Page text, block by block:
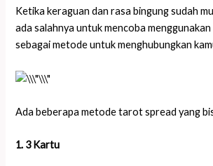
Ketika keraguan dan rasa bingung sudah
ada salahnya untuk mencoba
sebagai metode untuk menghubungkan
Ada beberapa metode tarot spread yang
1. 3 Kartu